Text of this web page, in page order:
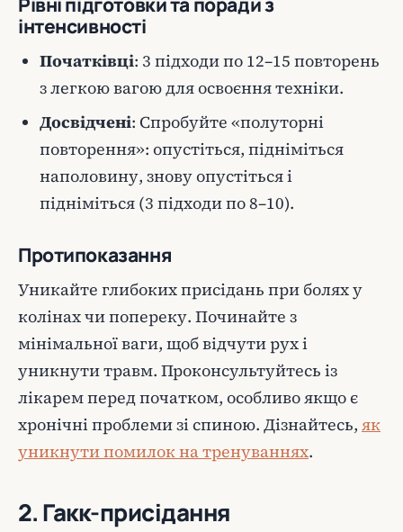
інтенсивності
Початківці: 3 підходи по 12–15 повторень
з легкою вагою для освоєння техніки.
Досвідчені: Спробуйте «полуторні
повторення»: опустіться, підніміться
наполовину, знову опустіться і
підніміться (3 підходи по 8–10).
Протипоказання
Уникайте глибоких присідань при болях у
колінах чи попереку. Починайте з
мінімальної ваги, щоб відчути рух і
уникнути травм. Проконсультуйтесь із
лікарем перед початком, особливо якщо є
хронічні проблеми зі спиною. Дізнайтесь, як
уникнути помилок на тренуваннях.
2. Гакк-присідання